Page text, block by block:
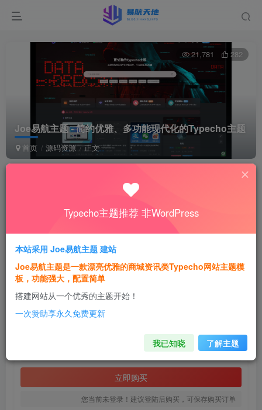
Joe易航主题 - 简约优雅、多功能现代化的Typecho主题
首页 源码资源 正文
21,781 282
Joe易航主题 - 简约优雅、多功能现代化的
4年前发布
Joe易航主题 - 简约优雅、多功能现代化的Typecho主题
此内容为付费资源，请付费后查看
99
Super SVIP￥99
立即购买
您当前未登录！建议登陆后购买，可保存购买订单
付费资源
Typecho主题推荐 非WordPress
本站采用 Joe易航主题 建站
Joe易航主题是一款漂亮优雅的商城资讯类Typecho网站主题模
板，功能强大，配置简单
搭建网站从一个优秀的主题开始！
一次赞助享永久免费更新
我已知晓 了解主题